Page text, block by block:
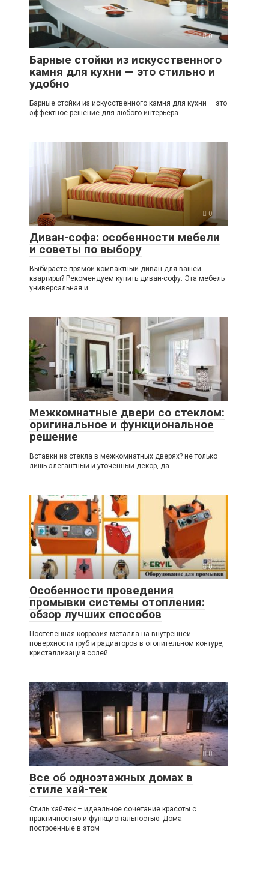
0
Барные стойки из искусственного
камня для кухни — это стильно и
удобно
Барные стойки из искусственного камня для кухни — это
эффектное решение для любого интерьера.
0
Диван-софа: особенности мебели
и советы по выбору
Выбираете прямой компактный диван для вашей
квартиры? Рекомендуем купить диван-софу. Эта мебель
универсальная и
0
Межкомнатные двери со стеклом:
оригинальное и функциональное
решение
Вставки из стекла в межкомнатных дверях? не только
лишь элегантный и уточенный декор, да
0
Особенности проведения
промывки системы отопления:
обзор лучших способов
Постепенная коррозия металла на внутренней
поверхности труб и радиаторов в отопительном контуре,
кристаллизация солей
0
Все об одноэтажных домах в
стиле хай-тек
Стиль хай-тек – идеальное сочетание красоты с
практичностью и функциональностью. Дома
построенные в этом